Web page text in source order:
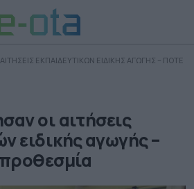
ΕΚΠΑΙΔΕΥΤΙΚΩΝ ΕΙΔΙΚΗΣ ΑΓΩΓΗΣ – ΠΟΤΕ
οι αιτήσεις
ειδικής αγωγής –